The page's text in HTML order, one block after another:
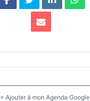
+ Ajouter à mon Agenda Google